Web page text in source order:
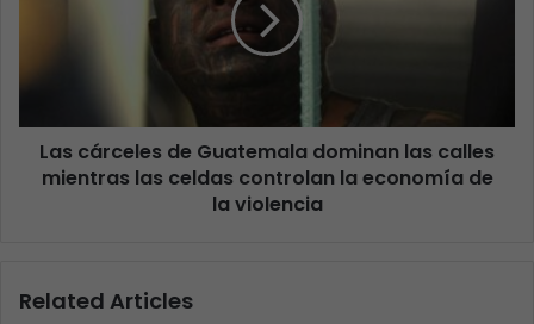
Las cárceles de Guatemala dominan las calles
mientras las celdas controlan la economía de
la violencia
Related Articles